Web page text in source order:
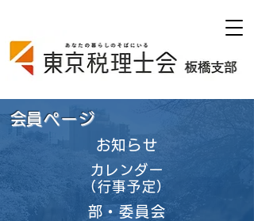
​会員ページ
お知らせ
カレンダー
（行事予定）
部・委員会